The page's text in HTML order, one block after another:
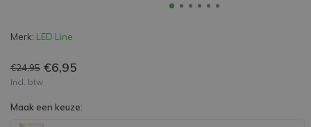
Merk: LED Line
€24,95 €6,95
Incl. btw
Maak een keuze: